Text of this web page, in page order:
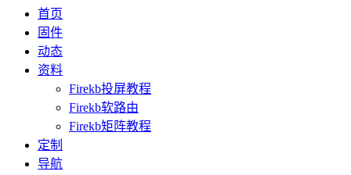
首页
固件
动态
资料
Firekb投屏教程
Firekb软路由
Firekb矩阵教程
定制
导航